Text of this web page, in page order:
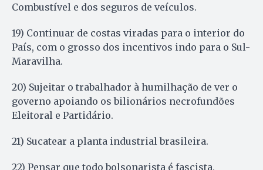
Combustível e dos seguros de veículos.
19) Continuar de costas viradas para o interior do
País, com o grosso dos incentivos indo para o Sul-
Maravilha.
20) Sujeitar o trabalhador à humilhação de ver o
governo apoiando os bilionários necrofundões
Eleitoral e Partidário.
21) Sucatear a planta industrial brasileira.
22) Pensar que todo bolsonarista é fascista,